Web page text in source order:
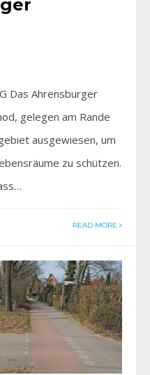
Das Ahrensburger
gelegen am Rande
ausgewiesen, um
zu schützen.
READ MORE